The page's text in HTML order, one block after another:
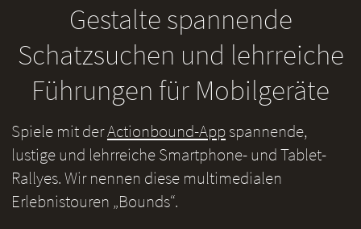
Gestalte spannende
Schatzsuchen und lehrreiche
Führungen für Mobilgeräte
Spiele mit derActionbound-Appspannende,
lustige und lehrreiche Smartphone- und Tablet-
Rallyes. Wir nennen diese multimedialen
Erlebnistouren „Bounds“.